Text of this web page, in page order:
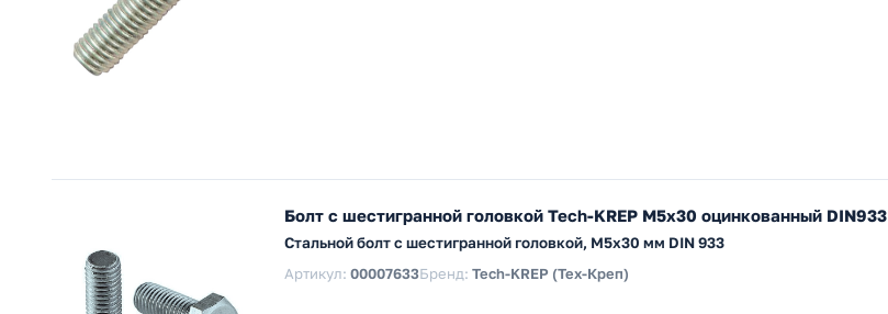
Болт с шестигранной головкой Tech-KREP М5х30 оцинкованный DIN933
Стальной болт с шестигранной головкой, M5x30 мм DIN 933
Артикул: 00007633Бренд: Tech-KREP (Тех-Креп)